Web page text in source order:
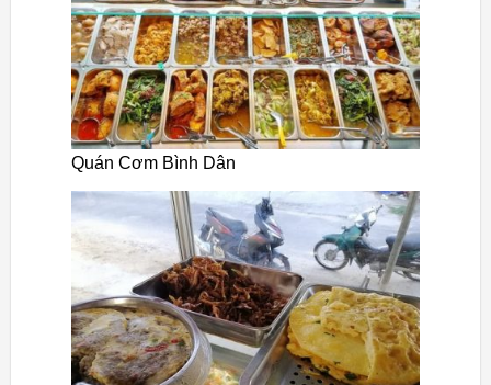
Quán Cơm Bình Dân